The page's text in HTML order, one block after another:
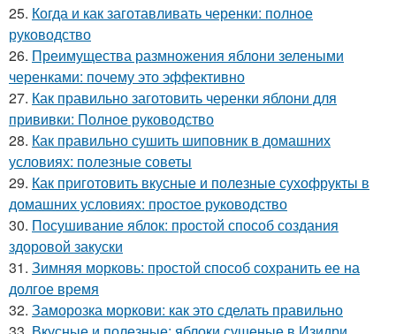
25. Когда и как заготавливать черенки: полное
руководство
26. Преимущества размножения яблони зелеными
черенками: почему это эффективно
27. Как правильно заготовить черенки яблони для
прививки: Полное руководство
28. Как правильно сушить шиповник в домашних
условиях: полезные советы
29. Как приготовить вкусные и полезные сухофрукты в
домашних условиях: простое руководство
30. Посушивание яблок: простой способ создания
здоровой закуски
31. Зимняя морковь: простой способ сохранить ее на
долгое время
32. Заморозка моркови: как это сделать правильно